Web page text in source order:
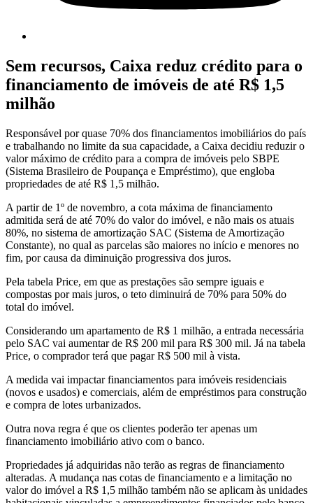
Sem recursos, Caixa reduz crédito para o
financiamento de imóveis de até R$ 1,5
milhão
Responsável por quase 70% dos financiamentos imobiliários do país
e trabalhando no limite da sua capacidade, a Caixa decidiu reduzir o
valor máximo de crédito para a compra de imóveis pelo SBPE
(Sistema Brasileiro de Poupança e Empréstimo), que engloba
propriedades de até R$ 1,5 milhão.
A partir de 1º de novembro, a cota máxima de financiamento
admitida será de até 70% do valor do imóvel, e não mais os atuais
80%, no sistema de amortização SAC (Sistema de Amortização
Constante), no qual as parcelas são maiores no início e menores no
fim, por causa da diminuição progressiva dos juros.
Pela tabela Price, em que as prestações são sempre iguais e
compostas por mais juros, o teto diminuirá de 70% para 50% do
total do imóvel.
Considerando um apartamento de R$ 1 milhão, a entrada necessária
pelo SAC vai aumentar de R$ 200 mil para R$ 300 mil. Já na tabela
Price, o comprador terá que pagar R$ 500 mil à vista.
A medida vai impactar financiamentos para imóveis residenciais
(novos e usados) e comerciais, além de empréstimos para construção
e compra de lotes urbanizados.
Outra nova regra é que os clientes poderão ter apenas um
financiamento imobiliário ativo com o banco.
Propriedades já adquiridas não terão as regras de financiamento
alteradas. A mudança nas cotas de financiamento e a limitação no
valor do imóvel a R$ 1,5 milhão também não se aplicam às unidades